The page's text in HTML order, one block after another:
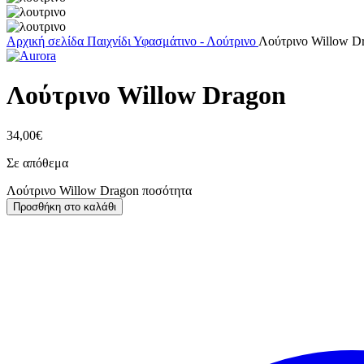
Αρχική σελίδα Παιχνίδι Υφασμάτινο - Λούτρινο Λούτρινο Willow
Λούτρινο Willow Dragon
34,00€
Σε απόθεμα
Λούτρινο Willow Dragon ποσότητα
Προσθήκη στο καλάθι